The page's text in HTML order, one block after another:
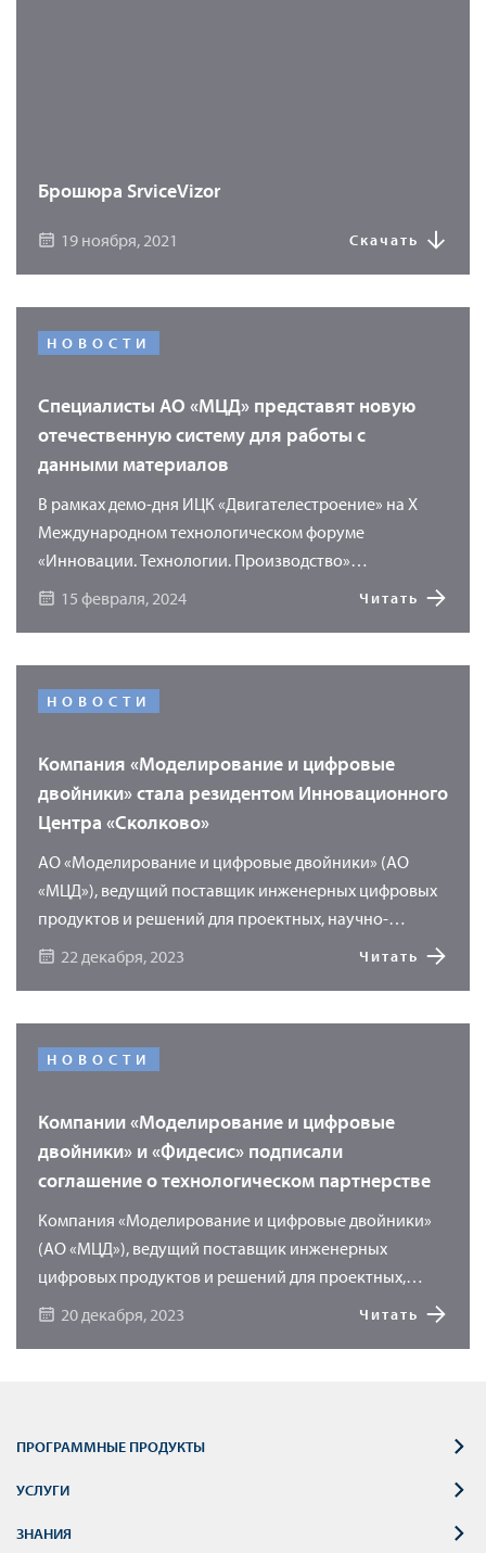
Брошюра SrviceVizor
19 ноября, 2021 Скачать
НОВОСТИ
Специалисты АО «МЦД» представят новую
отечественную систему для работы с
данными материалов
В рамках демо-дня ИЦК «Двигателестроение» на X
Международном технологическом форуме
«Инновации. Технологии. Производство»
специалисты компании «Моделирование и
Актуальных материалов) для хранения и обработки
программы «УМКА» позволяет перейти на новый
уровень сквозного проектирования, где точкой
начала проектирования является материал.
15 февраля, 2024 Читать
НОВОСТИ
Компания «Моделирование и цифровые
двойники» стала резидентом Инновационного
Центра «Сколково»
АО «Моделирование и цифровые двойники» (АО
«МЦД»), ведущий поставщик инженерных цифровых
продуктов и решений для проектных, научно-
исследовательских и производственных
22 декабря, 2023 Читать
НОВОСТИ
Компании «Моделирование и цифровые
двойники» и «Фидесис» подписали
соглашение о технологическом партнерстве
Компания «Моделирование и цифровые двойники»
(АО «МЦД»), ведущий поставщик инженерных
цифровых продуктов и решений для проектных,
научно-исследовательских и производственных
20 декабря, 2023 Читать
ПРОГРАММНЫЕ ПРОДУКТЫ
УСЛУГИ
ЗНАНИЯ